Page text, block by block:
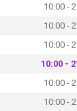
10:00 -
10:00 -
10:00 -
10:00 -
10:00 -
10:00 -